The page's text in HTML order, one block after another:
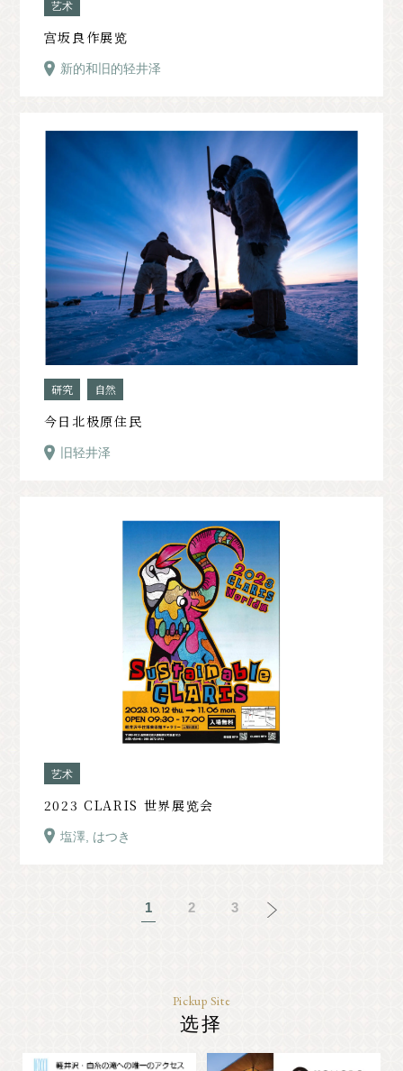
艺术
宫坂良作展览
新的和旧的轻井泽
研究 自然
今日北极原住民
旧轻井泽
艺术
2023 CLARIS 世界展览会
塩澤, はつき
1 2 3
Pickup Site
选择